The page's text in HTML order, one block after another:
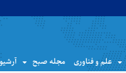
علم و فناوری مجله صبح